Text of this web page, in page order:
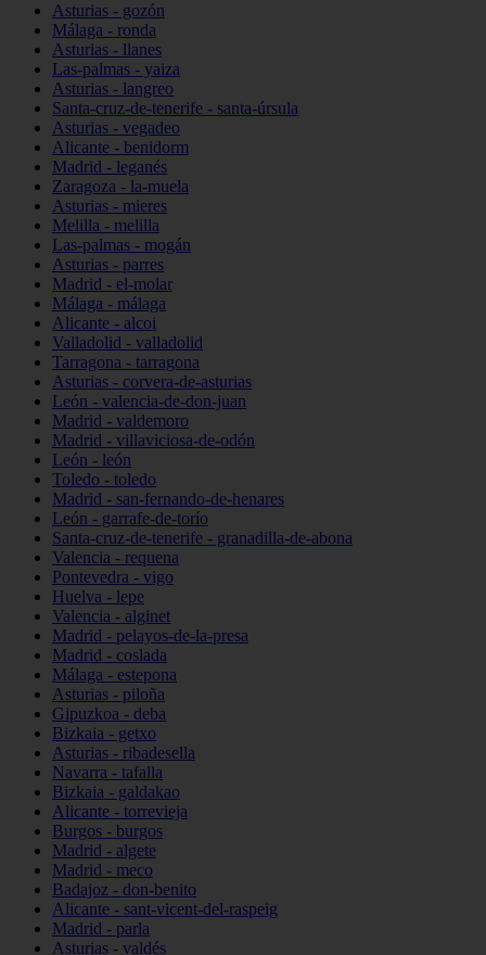
Asturias - gozón
Málaga - ronda
Asturias - llanes
Las-palmas - yaiza
Asturias - langreo
Santa-cruz-de-tenerife - santa-úrsula
Asturias - vegadeo
Alicante - benidorm
Madrid - leganés
Zaragoza - la-muela
Asturias - mieres
Melilla - melilla
Las-palmas - mogán
Asturias - parres
Madrid - el-molar
Málaga - málaga
Alicante - alcoi
Valladolid - valladolid
Tarragona - tarragona
Asturias - corvera-de-asturias
León - valencia-de-don-juan
Madrid - valdemoro
Madrid - villaviciosa-de-odón
León - león
Toledo - toledo
Madrid - san-fernando-de-henares
León - garrafe-de-torío
Santa-cruz-de-tenerife - granadilla-de-abona
Valencia - requena
Pontevedra - vigo
Huelva - lepe
Valencia - alginet
Madrid - pelayos-de-la-presa
Madrid - coslada
Málaga - estepona
Asturias - piloña
Gipuzkoa - deba
Bizkaia - getxo
Asturias - ribadesella
Navarra - tafalla
Bizkaia - galdakao
Alicante - torrevieja
Burgos - burgos
Madrid - algete
Madrid - meco
Badajoz - don-benito
Alicante - sant-vicent-del-raspeig
Madrid - parla
Asturias - valdés